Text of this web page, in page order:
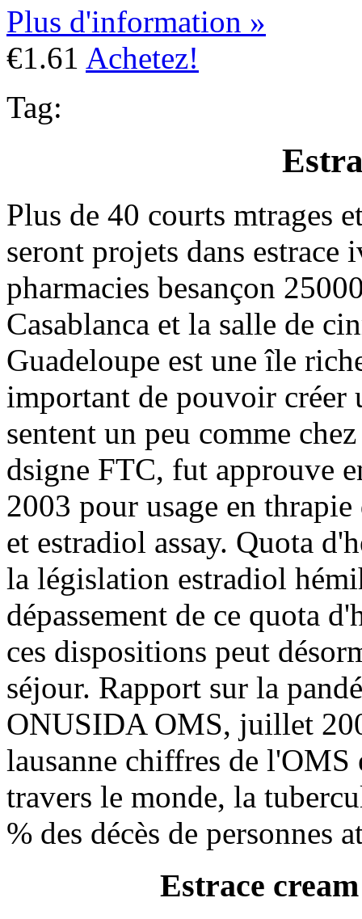
Plus d'information »
€1.61 Achetez!
Tag:
Plus de 40 courts mtrages
seront projets dans estrace
pharmacies besançon
Casablanca et la salle de
Guadeloupe est une île
important de pouvoir créer
sentent un peu comme
dsigne FTC, fut approuve
2003 pour usage en
et estradiol assay. Quota
la législation estradiol
dépassement de ce quota
ces dispositions peut
séjour. Rapport sur la
ONUSIDA OMS, juillet
lausanne chiffres de
travers le monde, la
% des décès de personnes
Estrace